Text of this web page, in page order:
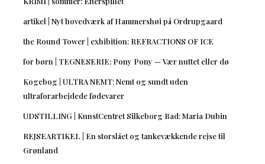
artikel | Nyt hovedværk af Hammershøi på Ordrupgaard
the Round Tower | exhibition: REFRACTIONS OF ICE
for børn | TEGNESERIE: Pony Pony — Vær nuttet eller dø
Kogebog | ULTRA NEMT: Nemt og sundt uden
ultraforarbejdede fødevarer
UDSTILLING | KunstCentret Silkeborg Bad: Maria Dubin
REJSEARTIKEL | En storslået og tankevækkende rejse til
Grønland